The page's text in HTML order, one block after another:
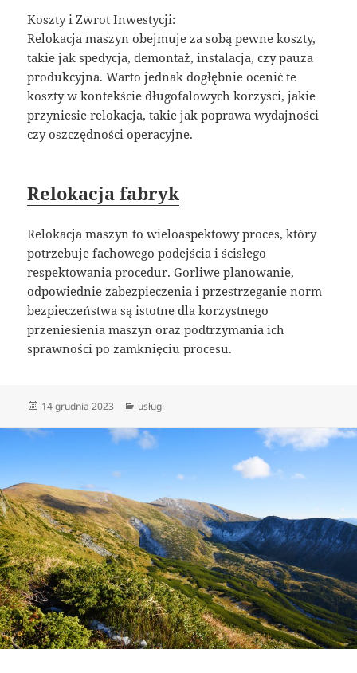
Koszty i Zwrot Inwestycji:
Relokacja maszyn obejmuje za sobą pewne koszty,
takie jak spedycja, demontaż, instalacja, czy pauza
produkcyjna. Warto jednak dogłębnie ocenić te
koszty w kontekście długofalowych korzyści, jakie
przyniesie relokacja, takie jak poprawa wydajności
czy oszczędności operacyjne.
Relokacja fabryk
Relokacja maszyn to wieloaspektowy proces, który
potrzebuje fachowego podejścia i ścisłego
respektowania procedur. Gorliwe planowanie,
odpowiednie zabezpieczenia i przestrzeganie norm
bezpieczeństwa są istotne dla korzystnego
przeniesienia maszyn oraz podtrzymania ich
sprawności po zamknięciu procesu.
Data
14 grudnia 2023 Kategorie
usługi